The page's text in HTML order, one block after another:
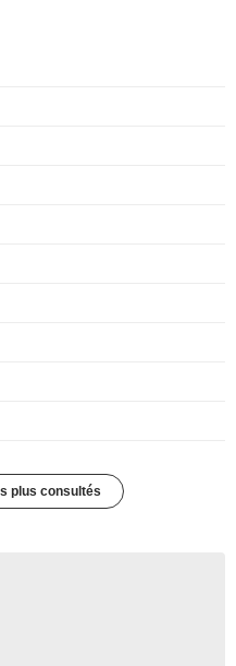
plus consultés